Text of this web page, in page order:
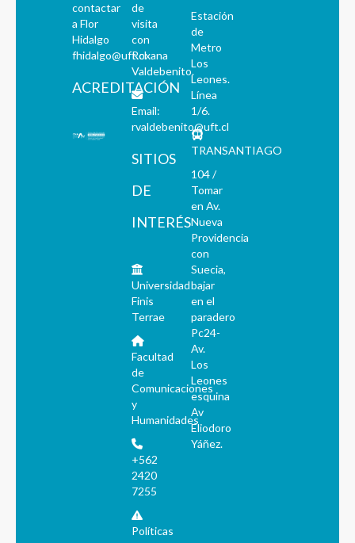
contactar
a Flor
Hidalgo
fhidalgo@uft.cl
ACREDITACIÓN
de
visita
con
Roxana
Valdebenito.
Email:
rvaldebenito@uft.cl
SITIOS
DE
INTERÉS
Universidad
Finis
Terrae
Facultad
de
Comunicaciones
y
Humanidades
+562
2420
7255
Políticas
Estación
de
Metro
Los
Leones.
Línea
1/6.
TRANSANTIAGO
104 /
Tomar
en Av.
Nueva
Providencia
con
Suecia,
bajar
en el
paradero
Pc24-
Av.
Los
Leones
esquina
Av
Eliodoro
Yáñez.